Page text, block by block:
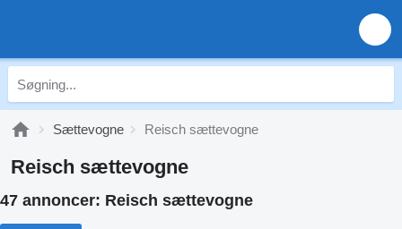
Sættevogne Reisch sættevogne
Reisch sættevogne
47 annoncer: Reisch sættevogne